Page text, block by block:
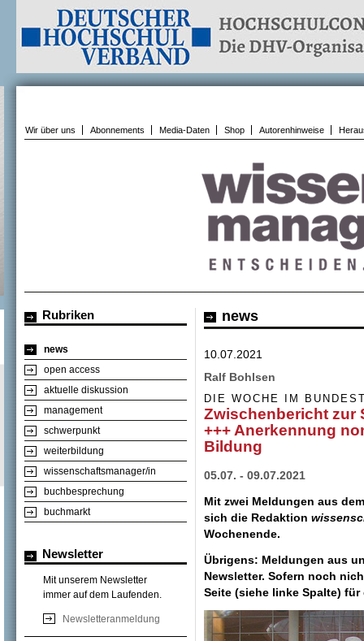
Wir über uns Abonnements Media-Daten Shop Autorenhinweise
Rubriken
news
open access
aktuelle diskussion
management
schwerpunkt
weiterbildung
wissenschaftsmanager/in
buchbesprechung
buchmarkt
Newsletter
Mit unserem Newsletter
immer auf dem Laufenden.
Newsletteranmeldung
news
10.07.2021
Ralf Bohlsen
DIE WOCHE IM
Zwischenbericht zur
+++ Anerkennung
Bildung
05.07. - 09.07.2021
Mit zwei Meldungen aus
sich die Redaktion
Wochenende.
Übrigens: Meldungen aus
Newsletter. Sofern noch
Seite (siehe linke Spalte)